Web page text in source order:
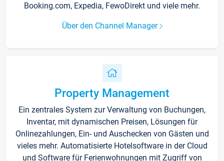
Booking.com, Expedia, FewoDirekt und viele mehr.
Über den Channel Manager
Property Management
Ein zentrales System zur Verwaltung von Buchungen,
Inventar, mit dynamischen Preisen, Lösungen für
Onlinezahlungen, Ein- und Auschecken von Gästen und
vieles mehr. Automatisierte Hotelsoftware in der Cloud
und Software für Ferienwohnungen mit Zugriff von